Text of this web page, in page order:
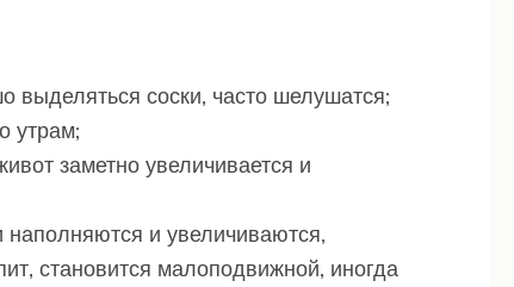
выделяться соски, часто шелушатся;
утрам;
заметно увеличивается и
и увеличиваются,
становится малоподвижной, иногда